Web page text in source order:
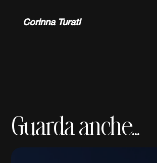
Corinna Turati
Guarda anche...